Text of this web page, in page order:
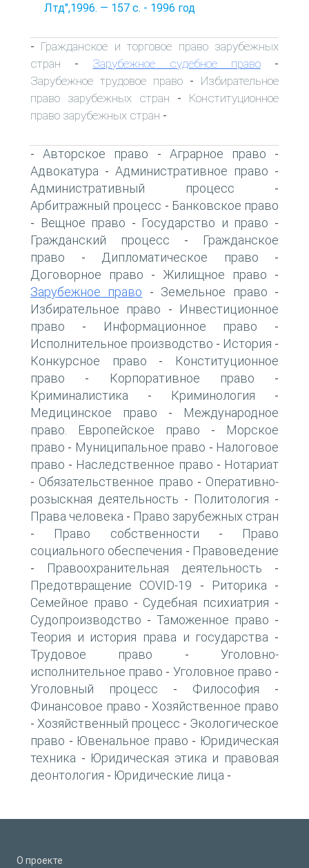
Лтд",1996. — 157 с. - 1996 год
- Гражданское и торговое право зарубежных
стран - Зарубежное судебное право-
Зарубежное трудовое право - Избирательное
право зарубежных стран - Конституционное
право зарубежных стран -
-Авторское право - Аграрное право -
Адвокатура - Административное право -
Административный процесс -
Арбитражный процесс - Банковское право
- Вещное право - Государство и право -
Гражданский процесс -
Гражданское
право - Дипломатическое право -
Договорное право - Жилищное право -
Зарубежное право - Земельное право -
Избирательное право -
Инвестиционное
право - Информационное право -
Исполнительное производство - История -
Конкурсное право -
Конституционное
право - Корпоративное право -
Криминалистика - Криминология -
Медицинское право -
Международное
право. Европейское право -
Морское
право - Муниципальное право - Налоговое
право - Наследственное право - Нотариат
- Обязательственное право - Оперативно-
розыскная деятельность - Политология -
Права человека - Право зарубежных стран
- Право собственности -
Право
социального обеспечения - Правоведение
- Правоохранительная деятельность -
Предотвращение COVID-19 - Риторика -
Семейное право - Судебная психиатрия -
Судопроизводство - Таможенное право -
Теория и история права и государства -
Трудовое право -Уголовно-
исполнительное право - Уголовное право -
Уголовный процесс - Философия -
Финансовое право - Хозяйственное право
- Хозяйственный процесс - Экологическое
право - Ювенальное право - Юридическая
техника - Юридическая этика и правовая
деонтология - Юридические лица -
О проекте